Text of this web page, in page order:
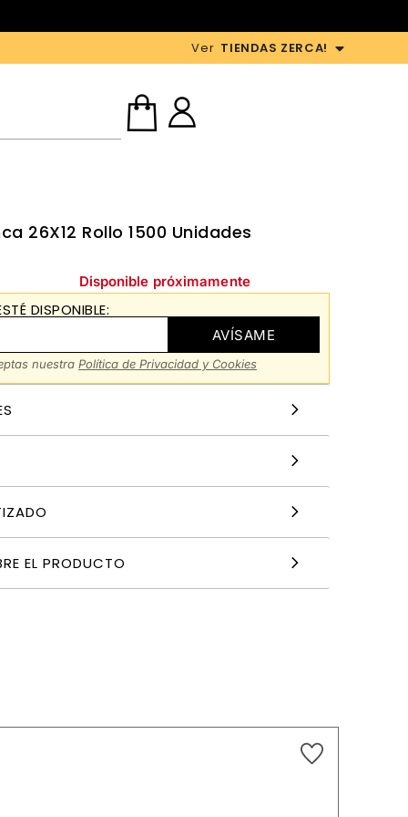
Ver TIENDAS ZERCA!
26X12 Rollo 1500 Unidades
Disponible próximamente
DISPONIBLE:
AVÍSAME
nuestra Política de Privacidad y Cookies
EL PRODUCTO